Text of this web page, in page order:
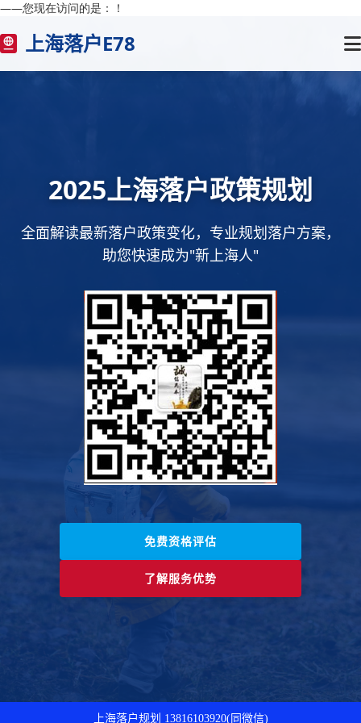
——您现在访问的是： ！